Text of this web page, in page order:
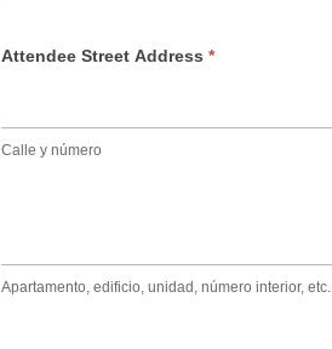
Attendee Street Address *
Calle y número
Apartamento, edificio, unidad, número interior, etc.